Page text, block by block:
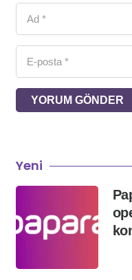
YORUM GÖNDER
Yeni